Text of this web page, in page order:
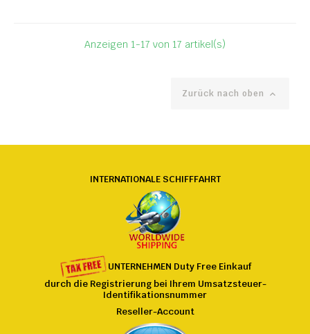
Anzeigen 1-17 von 17 artikel(s)
Zurück nach oben 
INTERNATIONALE SCHIFFFAHRT
UNTERNEHMEN Duty Free Einkauf
durch die Registrierung bei Ihrem Umsatzsteuer-
Identifikationsnummer
Reseller-Account